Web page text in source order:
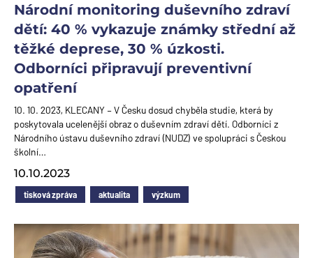
Národní monitoring duševního zdraví
dětí: 40 % vykazuje známky střední až
těžké deprese, 30 % úzkosti.
Odborníci připravují preventivní
opatření
10. 10. 2023, KLECANY – V Česku dosud chyběla studie, která by
poskytovala ucelenější obraz o duševním zdraví dětí. Odborníci z
Národního ústavu duševního zdraví (NUDZ) ve spolupráci s Českou
školní…
10.10.2023
tisková zpráva aktualita výzkum